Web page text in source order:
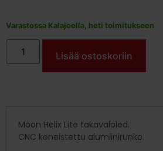
Varastossa Kalajoella, heti toimitukseen
Lisää ostoskoriin
Moon Helix Lite takavaloled.
CNC koneistettu alumiinirunko.